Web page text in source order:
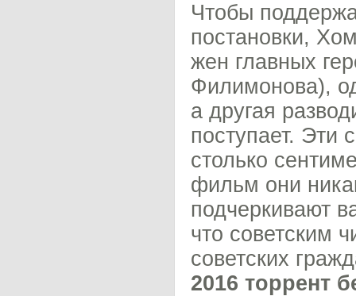
Чтобы
постановки,
жен главных
Филимонова),
а другая
поступает. Эти
столько
фильм они
подчеркивают
что советским
советских
2016 торрент